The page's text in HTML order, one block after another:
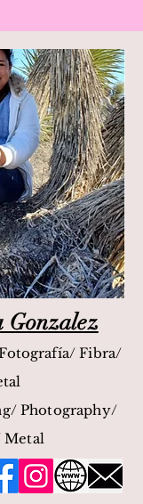
Fibra/
Photography/
Metal